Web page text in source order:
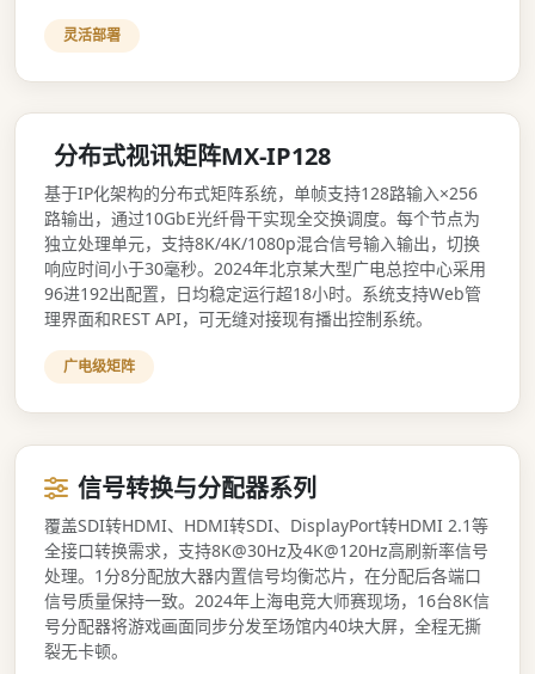
灵活部署
分布式视讯矩阵MX-IP128
基于IP化架构的分布式矩阵系统，单帧支持128路输入×256
路输出，通过10GbE光纤骨干实现全交换调度。每个节点为
独立处理单元，支持8K/4K/1080p混合信号输入输出，切换
响应时间小于30毫秒。2024年北京某大型广电总控中心采用
96进192出配置，日均稳定运行超18小时。系统支持Web管
理界面和REST API，可无缝对接现有播出控制系统。
广电级矩阵
信号转换与分配器系列
覆盖SDI转HDMI、HDMI转SDI、DisplayPort转HDMI 2.1等
全接口转换需求，支持8K@30Hz及4K@120Hz高刷新率信号
处理。1分8分配放大器内置信号均衡芯片，在分配后各端口
信号质量保持一致。2024年上海电竞大师赛现场，16台8K信
号分配器将游戏画面同步分发至场馆内40块大屏，全程无撕
裂无卡顿。